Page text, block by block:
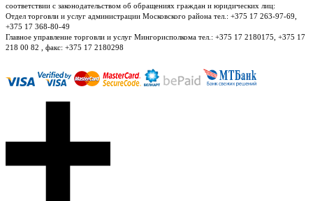
соответствии с законодательством об обращениях граждан и юридических лиц:
Отдел торговли и услуг администрации Московского района тел.: +375 17 263-97-69,
+375 17 368-80-49
Главное управление торговли и услуг Мингорисполкома тел.: +375 17 2180175, +375 17
218 00 82 , факс: +375 17 2180298